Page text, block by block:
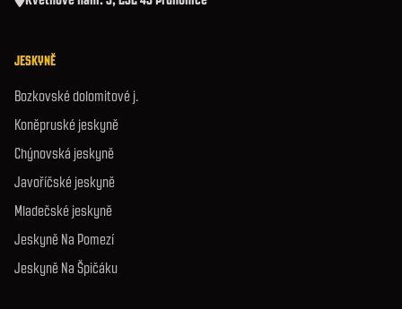
JESKYNĚ
Bozkovské dolomitové j.
Koněpruské jeskyně
Chýnovská jeskyně
Javoříčské jeskyně
Mladečské jeskyně
Jeskyně Na Pomezí
Jeskyně Na Špičáku